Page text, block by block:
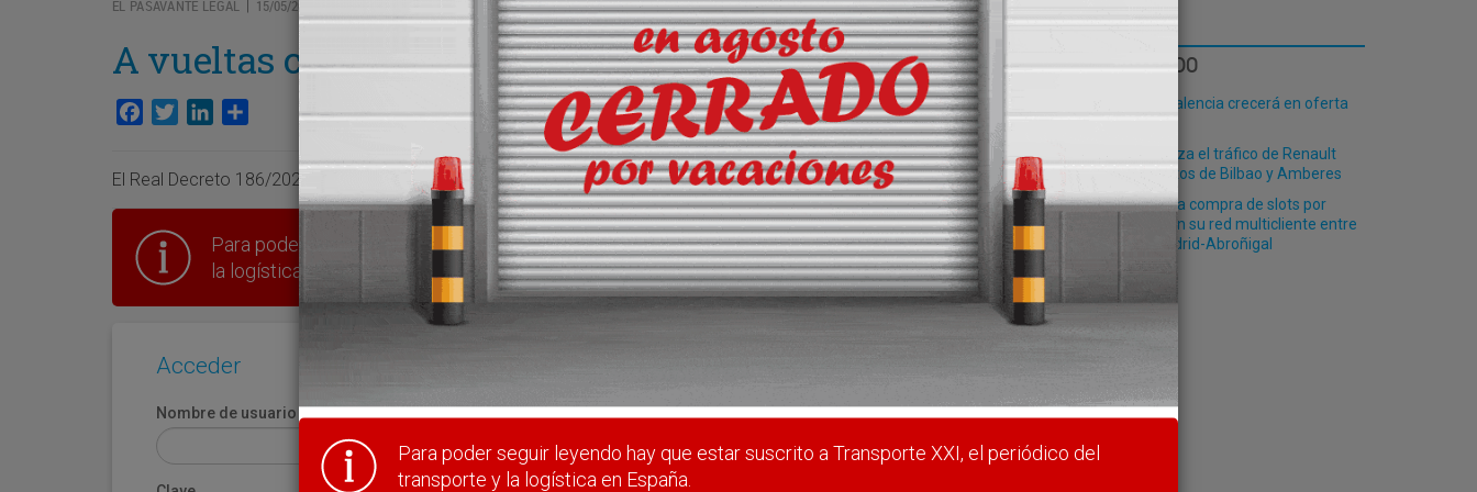
EL PASAVANTE LEGAL 15/05/2023
A vueltas con la consignación obligatoria de buques
Facebook
TwitterLinkedInCompartir
El Real Decreto 186/2023 amplía la consignación obligatoria fuera de los puertos españoles
Para poder seguir leyendo hay que estar suscrito a Transporte XXI, el periódico del transporte y
la logística en España.
Acceder
Nombre de usuario Nombre de usuario (elija un nombre)*
LO MÁS LEÍDO
El Puerto de Valencia crecerá en oferta
Finnlines afianza el tráfico de Renault
entre los puertos de Bilbao y Amberes
Renfe ofrece la compra de slots por
plataformas en su red multicliente entre
Valencia y Madrid-Abroñigal
Para poder seguir leyendo hay que estar suscrito a Transporte XXI, el periódico del
transporte y la logística en España.